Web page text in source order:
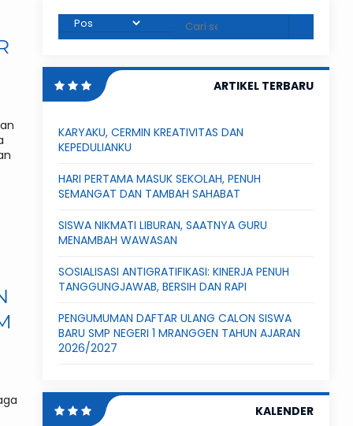
ARTIKEL TERBARU
KARYAKU, CERMIN KREATIVITAS DAN
KEPEDULIANKU
HARI PERTAMA MASUK SEKOLAH, PENUH
SEMANGAT DAN TAMBAH SAHABAT
SISWA NIKMATI LIBURAN, SAATNYA GURU
MENAMBAH WAWASAN
SOSIALISASI ANTIGRATIFIKASI: KINERJA PENUH
TANGGUNGJAWAB, BERSIH DAN RAPI
PENGUMUMAN DAFTAR ULANG CALON SISWA
BARU SMP NEGERI 1 MRANGGEN TAHUN AJARAN
2026/2027
KALENDER